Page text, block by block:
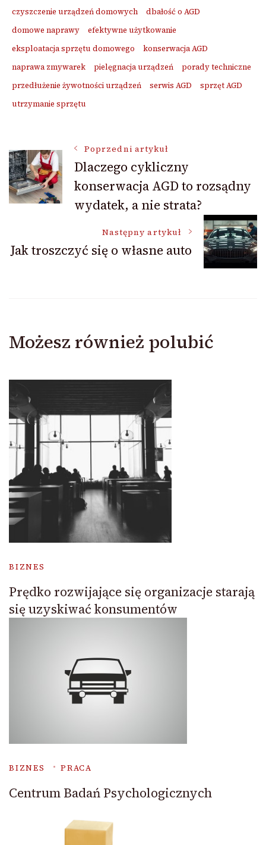
czyszczenie urządzeń domowych
dbałość o AGD
domowe naprawy
efektywne użytkowanie
eksploatacja sprzętu domowego
konserwacja AGD
naprawa zmywarek
pielęgnacja urządzeń
porady techniczne
przedłużenie żywotności urządzeń
serwis AGD
sprzęt AGD
utrzymanie sprzętu
Nawigacja
wpisu
Poprzedni artykuł
Dlaczego cykliczny
konserwacja AGD to rozsądny
wydatek, a nie strata?
Następny artykuł
Jak troszczyć się o własne auto
Możesz również polubić
BIZNES
Prędko rozwijające się organizacje starają
się uzyskiwać konsumentów
BIZNES PRACA
Centrum Badań Psychologicznych